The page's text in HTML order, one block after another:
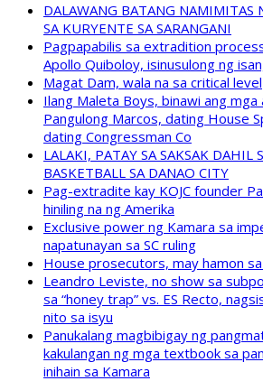
DALAWANG BATANG NAMIMITAS
SA KURYENTE SA SARANGANI
Pagpapabilis sa extradition
Apollo Quiboloy, isinusulong ng
Magat Dam, wala na sa critical level
Ilang Maleta Boys, binawi ang mga
Pangulong Marcos, dating House
dating Congressman Co
LALAKI, PATAY SA SAKSAK DAHIL
BASKETBALL SA DANAO CITY
Pag-extradite kay KOJC founder
hiniling na ng Amerika
Exclusive power ng Kamara sa
napatunayan sa SC ruling
House prosecutors, may hamon sa
Leandro Leviste, no show sa
sa “honey trap” vs. ES Recto,
nito sa isyu
Panukalang magbibigay ng
kakulangan ng mga textbook sa
inihain sa Kamara